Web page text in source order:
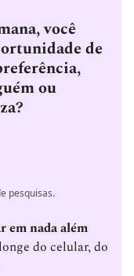
você
de
ou
pesquisas.
em nada além
do celular, do